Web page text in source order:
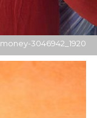
money-3046942_1920